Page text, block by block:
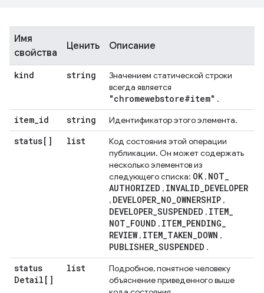
Имя
свойства
Ценить Описание
kind string
Значением статической строки
всегда является
"chromewebstore#item" .
item_id string Идентификатор этого элемента.
status[] list
Код состояния этой операции
публикации. Он может содержать
несколько элементов из
следующего списка: OK, NOT_
AUTHORIZED , INVALID_DEVELOPER
, DEVELOPER_NO_OWNERSHIP ,
DEVELOPER_SUSPENDED , ITEM_
NOT_FOUND , ITEM_PENDING_
REVIEW, ITEM_TAKEN_DOWN ,
PUBLISHER_SUSPENDED .
status
Detail[]
list
Подробное, понятное человеку
объяснение приведенного выше